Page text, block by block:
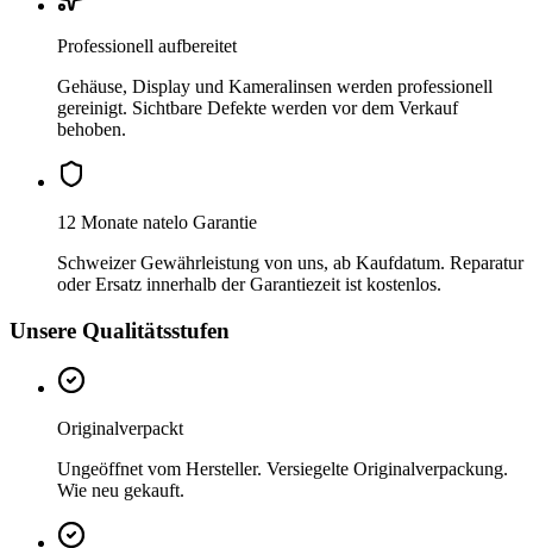
Professionell aufbereitet
Gehäuse, Display und Kameralinsen werden professionell
gereinigt. Sichtbare Defekte werden vor dem Verkauf
behoben.
12 Monate natelo Garantie
Schweizer Gewährleistung von uns, ab Kaufdatum. Reparatur
oder Ersatz innerhalb der Garantiezeit ist kostenlos.
Unsere Qualitätsstufen
Originalverpackt
Ungeöffnet vom Hersteller. Versiegelte Originalverpackung.
Wie neu gekauft.